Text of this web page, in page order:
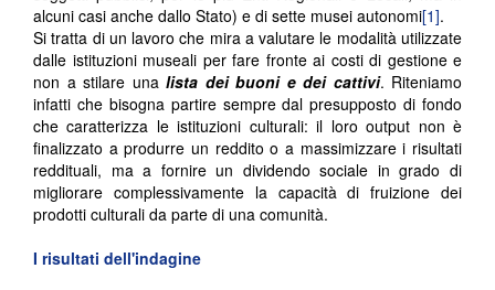
alcuni casi anche dallo Stato) e di sette musei autonomi[1].
Si tratta di un lavoro che mira a valutare le modalità utilizzate
dalle istituzioni museali per fare fronte ai costi di gestione e
non a stilare una lista dei buoni e dei cattivi. Riteniamo
infatti che bisogna partire sempre dal presupposto di fondo
che caratterizza le istituzioni culturali: il loro output non è
finalizzato a produrre un reddito o a massimizzare i risultati
reddituali, ma a fornire un dividendo sociale in grado di
migliorare complessivamente la capacità di fruizione dei
prodotti culturali da parte di una comunità.
I risultati dell'indagine